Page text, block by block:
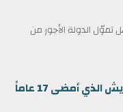
تموّل الدولة الأجور من
من هو طارق رحمن رئيس وزراء بنغلاديش الذي أمضى 17 عاماً